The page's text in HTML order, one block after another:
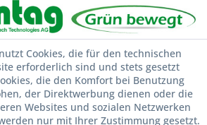
Cookies, die für den technischen
erforderlich sind und stets gesetzt
die den Komfort bei Benutzung
der Direktwerbung dienen oder die
Websites und sozialen Netzwerken
nur mit Ihrer Zustimmung gesetzt.